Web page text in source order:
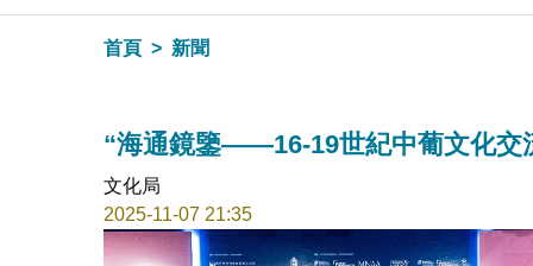
首頁 新聞
“海通鏡鑒——16-19世紀中葡文化交
文化局
2025-11-07 21:35